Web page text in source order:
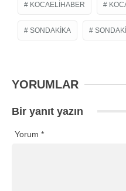
KOCAELIHABER
SONDAKIKA
YORUMLAR
Bir yanıt yazın
Yorum *